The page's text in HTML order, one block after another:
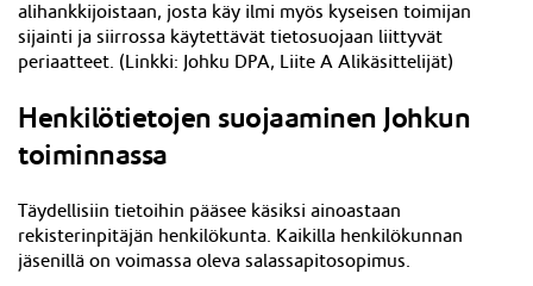
alihankkijoistaan, josta käy ilmi myös kyseisen toimijan
sijainti ja siirrossa käytettävät tietosuojaan liittyvät
periaatteet. (Linkki: Johku DPA, Liite A Alikäsittelijät)
Henkilötietojen suojaaminen Johkun
toiminnassa
Täydellisiin tietoihin pääsee käsiksi ainoastaan
rekisterinpitäjän henkilökunta. Kaikilla henkilökunnan
jäsenillä on voimassa oleva salassapitosopimus.